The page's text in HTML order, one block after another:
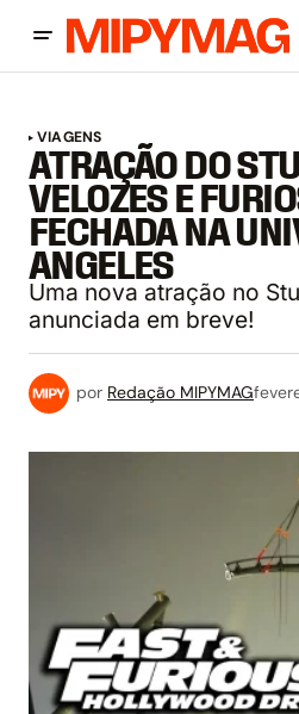
VIAGENS
ATRAÇÃO DO
VELOZES E
FECHADA NA
ANGELES
Uma nova atração no
anunciada em breve!
por Redação MIPYMAG